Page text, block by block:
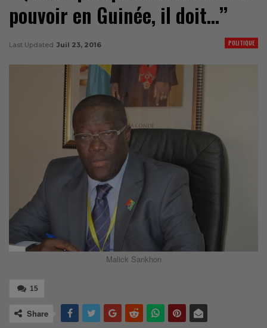
pouvoir en Guinée, il doit…’’
POLITIQUE
Last Updated Juil 23, 2016
Malick Sankhon
15
Share